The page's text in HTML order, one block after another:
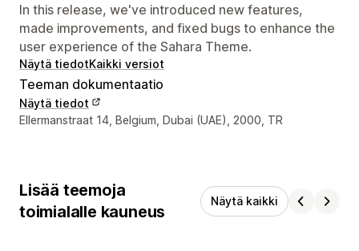
In this release, we've introduced new features,
made improvements, and fixed bugs to enhance the
user experience of the Sahara Theme.
Näytä tiedotKaikki versiot
Teeman dokumentaatio
Näytä tiedot
Suunnittelijan yhteystiedot
Ellermanstraat 14, Belgium, Dubai (UAE), 2000, TR
Lisää teemoja
toimialalle kauneus
Näytä kaikki